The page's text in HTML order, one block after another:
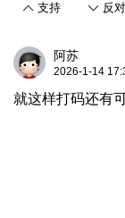
支持 反对
阿苏
2026-1-14
就这样打码还有